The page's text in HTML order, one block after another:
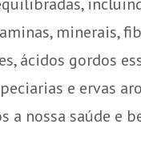
minerais,
ácidos gordos
e ervas
a nossa saúde e